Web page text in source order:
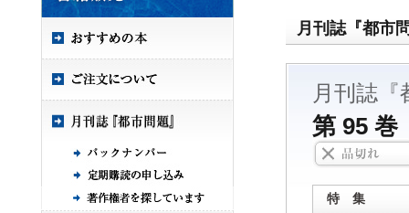
月刊誌『都市
月刊誌『
第 95
特 集